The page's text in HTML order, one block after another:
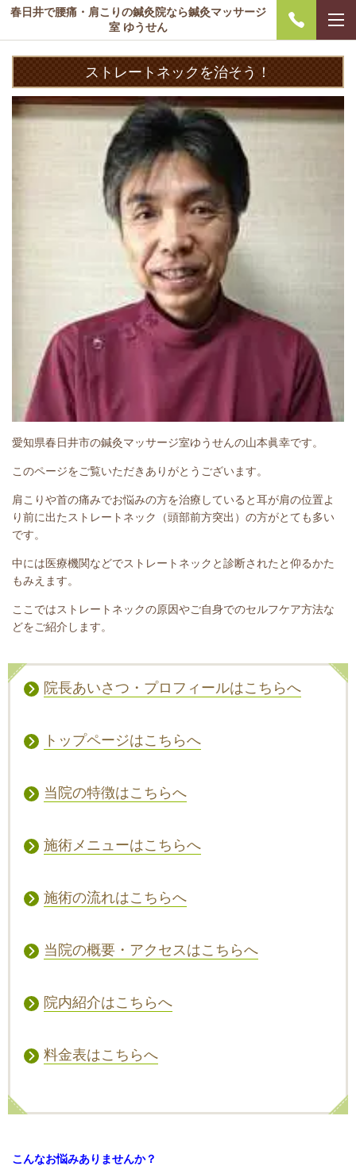
春日井で腰痛・肩こりの鍼灸院なら鍼灸マッサージ
室 ゆうせん
ストレートネックを治そう！
愛知県春日井市の鍼灸マッサージ室ゆうせんの山本眞幸です。
このページをご覧いただきありがとうございます。
肩こりや首の痛みでお悩みの方を治療していると耳が肩の位置よ
り前に出たストレートネック（頭部前方突出）の方がとても多い
です。
中には医療機関などでストレートネックと診断されたと仰るかた
もみえます。
ここではストレートネックの原因やご自身でのセルフケア方法な
どをご紹介します。
院長あいさつ・プロフィールはこちらへ
トップページはこちらへ
当院の特徴はこちらへ
施術メニューはこちらへ
施術の流れはこちらへ
当院の概要・アクセスはこちらへ
院内紹介はこちらへ
料金表はこちらへ
こんなお悩みありませんか？